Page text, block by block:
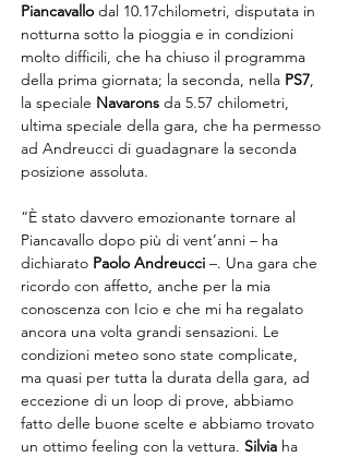
Piancavallo dal 10.17chilometri, disputata in
notturna sotto la pioggia e in condizioni
molto difficili, che ha chiuso il programma
della prima giornata; la seconda, nella PS7,
la speciale Navarons da 5.57 chilometri,
ultima speciale della gara, che ha permesso
ad Andreucci di guadagnare la seconda
posizione assoluta.
“È stato davvero emozionante tornare al
Piancavallo dopo più di vent’anni – ha
dichiarato Paolo Andreucci –. Una gara che
ricordo con affetto, anche per la mia
conoscenza con Icio e che mi ha regalato
ancora una volta grandi sensazioni. Le
condizioni meteo sono state complicate,
ma quasi per tutta la durata della gara, ad
eccezione di un loop di prove, abbiamo
fatto delle buone scelte e abbiamo trovato
un ottimo feeling con la vettura. Silvia ha